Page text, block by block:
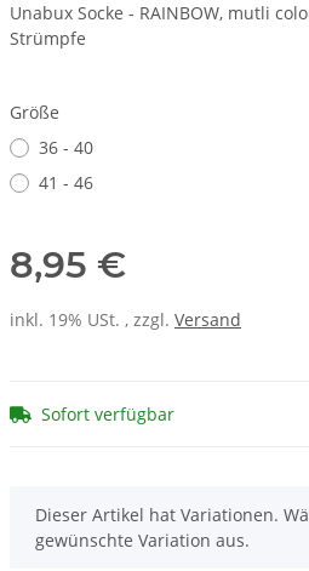
Unabux Socke - RAINBOW, mutli
Strümpfe
Größe
36 - 40
41 - 46
8,95 €
inkl. 19% USt. , zzgl. Versand
Sofort verfügbar
x
Dieser Artikel hat Variationen.
gewünschte Variation aus.